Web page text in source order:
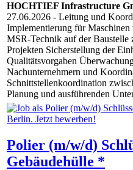
HOCHTIEF Infrastructure
27.06.2026 - Leitung und
Implementierung für
MSR-Technik auf der
Projekten Sicherstellung der
Qualitätsvorgaben
Nachunternehmern und
Schnittstellenkoordination
Planung und ausführenden
Polier (m/w/d)
Gebäudehülle *